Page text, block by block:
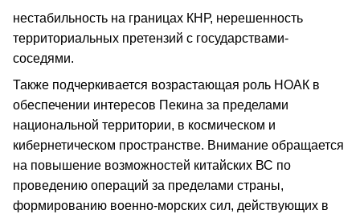
нестабильность на границах КНР, нерешенность
территориальных претензий с государствами-
соседями.
Также подчеркивается возрастающая роль НОАК в
обеспечении интересов Пекина за пределами
национальной территории, в космическом и
кибернетическом пространстве. Внимание обращается
на повышение возможностей китайских ВС по
проведению операций за пределами страны,
формированию военно-морских сил, действующих в